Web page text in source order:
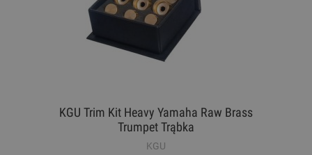
KGU Trim Kit Heavy Yamaha Raw Brass
Trumpet Trąbka
KGU